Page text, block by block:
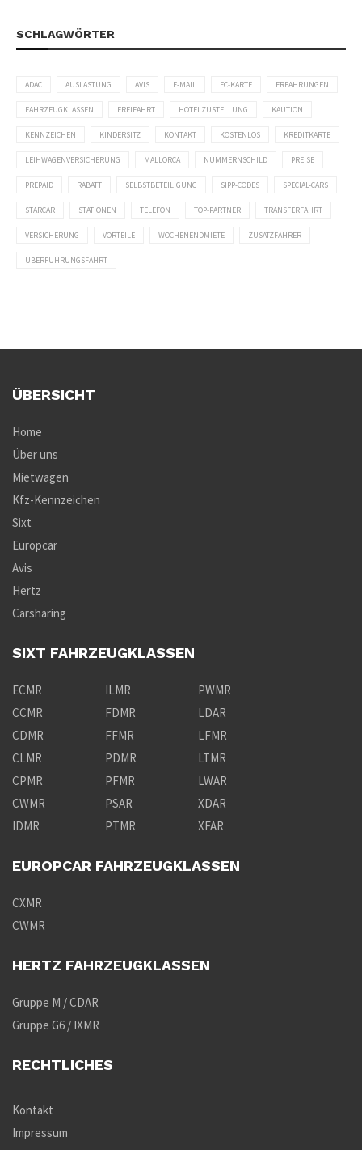
SCHLAGWÖRTER
ADAC AUSLASTUNG AVIS E-MAIL EC-KARTE ERFAHRUNGEN
FAHRZEUGKLASSEN FREIFAHRT HOTELZUSTELLUNG KAUTION
KENNZEICHEN KINDERSITZ KONTAKT KOSTENLOS KREDITKARTE
LEIHWAGENVERSICHERUNG MALLORCA NUMMERNSCHILD PREISE
PREPAID RABATT SELBSTBETEILIGUNG SIPP-CODES SPECIAL-CARS
STARCAR STATIONEN TELEFON TOP-PARTNER TRANSFERFAHRT
VERSICHERUNG VORTEILE WOCHENENDMIETE ZUSATZFAHRER
ÜBERFÜHRUNGSFAHRT
ÜBERSICHT
Home
Über uns
Mietwagen
Kfz-Kennzeichen
Sixt
Europcar
Avis
Hertz
Carsharing
SIXT FAHRZEUGKLASSEN
ECMR
CCMR
CDMR
CLMR
CPMR
CWMR
IDMR
ILMR
FDMR
FFMR
PDMR
PFMR
PSAR
PTMR
PWMR
LDAR
LFMR
LTMR
LWAR
XDAR
XFAR
EUROPCAR FAHRZEUGKLASSEN
CXMR
CWMR
HERTZ FAHRZEUGKLASSEN
Gruppe M / CDAR
Gruppe G6 / IXMR
RECHTLICHES
Kontakt
Impressum